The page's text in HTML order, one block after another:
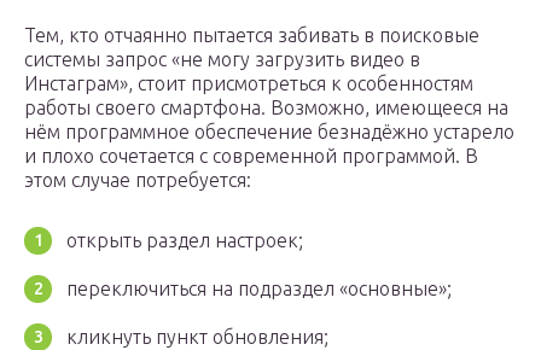
Тем, кто отчаянно пытается забивать в поисковые
системы запрос «не могу загрузить видео в
Инстаграм», стоит присмотреться к особенностям
работы своего смартфона. Возможно, имеющееся на
нём программное обеспечение безнадёжно устарело
и плохо сочетается с современной программой. В
этом случае потребуется:
открыть раздел настроек;
переключиться на подраздел «основные»;
кликнуть пункт обновления;